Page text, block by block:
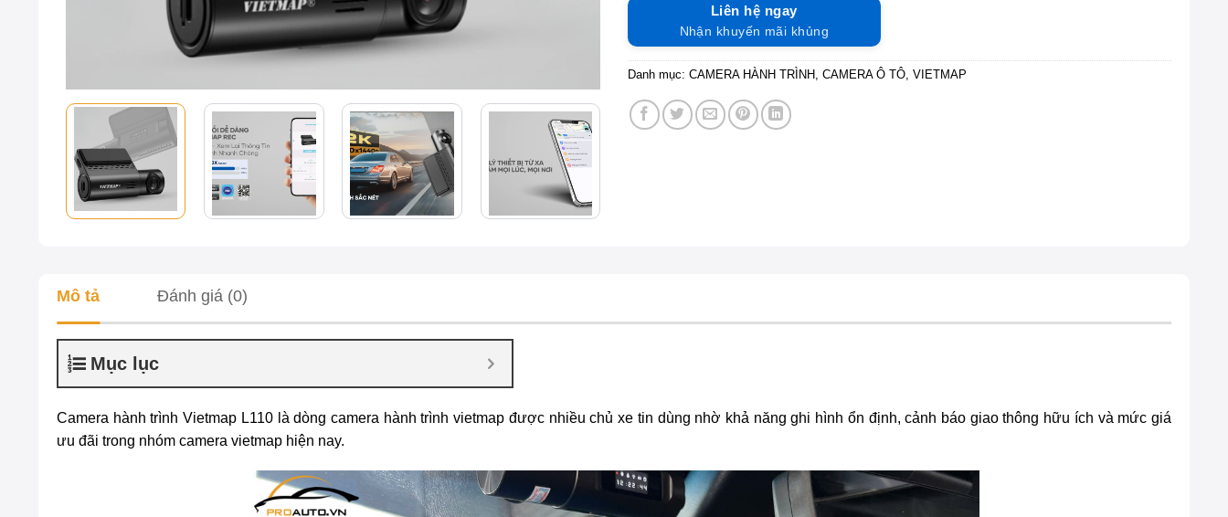
Liên hệ ngay
Nhận khuyến mãi khủng
Danh mục: CAMERA HÀNH TRÌNH CAMERA Ô TÔ VIETMAP
Mô tả Đánh giá (0)
Mục lục
Camera hành trình Vietmap L110là dòng camera hành trình vietmap được nhiều chủ xe tin dùng nhờ khả năng ghi hình ổn định, cảnh báo giao thông hữu ích và mức giá
ưu đãi trong nhóm camera vietmap hiện nay.